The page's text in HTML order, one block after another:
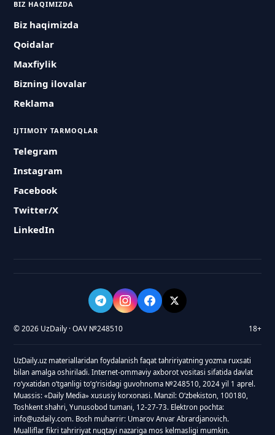
BIZ HAQIMIZDA
Biz haqimizda
Qoidalar
Maxfiylik
Bizning ilovalar
Reklama
IJTIMOIY TARMOQLAR
Telegram
Instagram
Facebook
Twitter/X
LinkedIn
© 2026 UzDaily · OAV №248510 18+
UzDaily.uz materiallaridan foydalanish faqat tahririyatning yozma ruxsati
bilan amalga oshiriladi. Internet-ommaviy axborot vositasi sifatida davlat
roʻyxatidan oʻtganligi toʻgʻrisidagi guvohnoma №248510, 2024 yil 1 aprel.
Muassis: «Daily Media» xususiy korxonasi. Manzil: Oʻzbekiston, 100180,
Toshkent shahri, Yunusobod tumani, 12-27-73. Elektron pochta:
info@uzdaily.com. Bosh muharrir: Umarov Anvar Abrardjanovich.
Mualliflar fikri tahririyat nuqtayi nazariga mos kelmasligi mumkin.